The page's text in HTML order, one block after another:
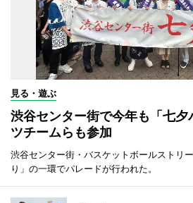
見る・遊ぶ
渋谷センター街で今年も「七
ツチームらも参加
渋谷センター街・バスケットボールストリ
り」の一環でパレードが行われた。